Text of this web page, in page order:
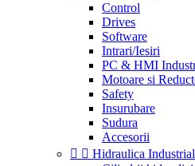
Control
Drives
Software
Intrari/Iesiri
PC & HMI
Motoare si
Safety
Insurubare
Sudura
Accesorii
  Hidraulica